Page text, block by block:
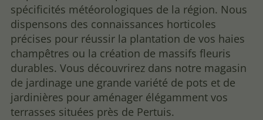
spécificités météorologiques de la région. Nous
dispensons des connaissances horticoles
précises pour réussir la plantation de vos haies
champêtres ou la création de massifs fleuris
durables. Vous découvrirez dans notre magasin
de jardinage une grande variété de pots et de
jardinières pour aménager élégamment vos
terrasses situées près de Pertuis.